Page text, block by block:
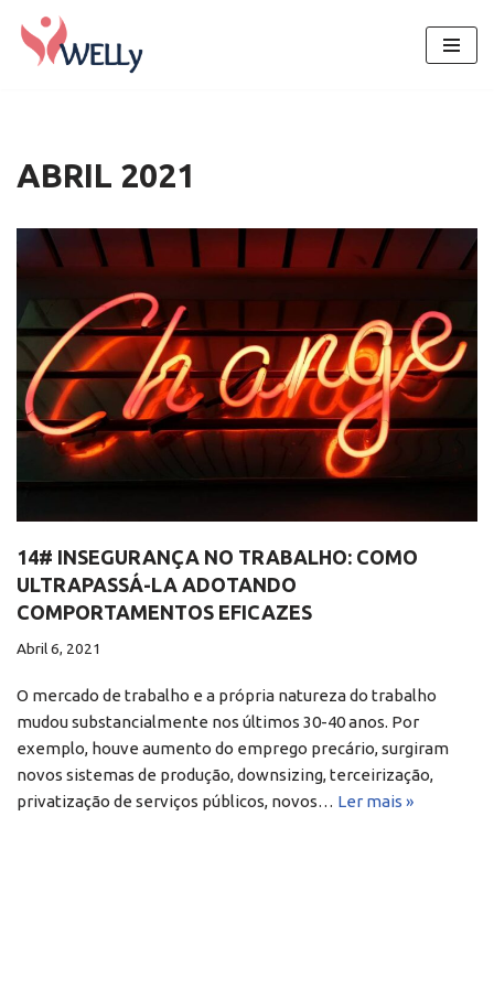
Avançar
ABRIL 2021
14# INSEGURANÇA NO TRABALHO: COMO
ULTRAPASSÁ-LA ADOTANDO
COMPORTAMENTOS EFICAZES
Abril 6, 2021
O mercado de trabalho e a própria natureza do trabalho
mudou substancialmente nos últimos 30-40 anos. Por
exemplo, houve aumento do emprego precário, surgiram
novos sistemas de produção, downsizing, terceirização,
privatização de serviços públicos, novos… Ler mais »